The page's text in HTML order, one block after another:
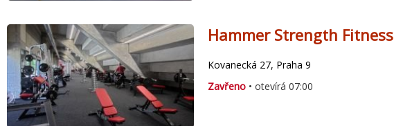
Hammer Strength Fitness
Kovanecká 27, Praha 9
Zavřeno • otevírá 07:00